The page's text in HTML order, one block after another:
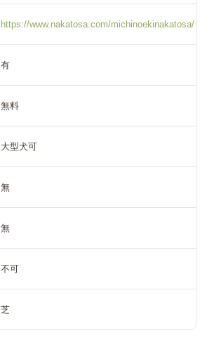
https://www.nakatosa.com/michinoekinakatosa/
有
無料
大型犬可
無
無
不可
芝